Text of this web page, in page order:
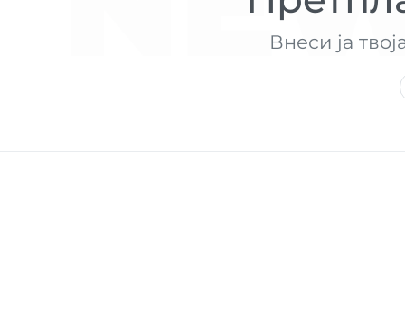
Внеси ја